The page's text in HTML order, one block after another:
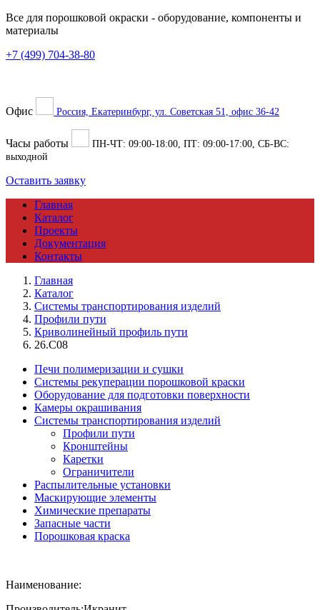
Все для порошковой окраски - оборудование, компоненты и
материалы
+7 (499) 704-38-80
Офис Россия, Екатеринбург, ул. Советская 51, офис 36-42
Часы работы ПН-ЧТ: 09:00-18:00 , ПТ: 09:00-17:00 , СБ-ВС:
выходной
Оставить заявку
Главная
Каталог
Проекты
Документация
Контакты
Главная
Каталог
Системы транспортирования изделий
Профили пути
Криволинейный профиль пути
26.C08
Печи полимеризации и сушки
Системы рекуперации порошковой краски
Оборудование для подготовки поверхности
Камеры окрашивания
Системы транспортирования изделий
Профили пути
Кронштейны
Каретки
Ограничители
Распылительные установки
Маскирующие элементы
Химические препараты
Запасные части
Порошковая краска
Наименование: